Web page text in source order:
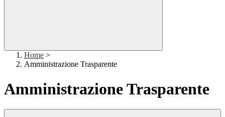
Home >
Amministrazione Trasparente
Amministrazione Trasparente